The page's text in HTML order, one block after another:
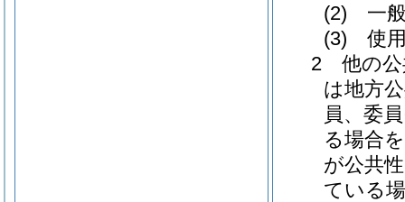
(2) 一
(3) 使
2 他の公
は地方
員、委
る場合
が公共
ている